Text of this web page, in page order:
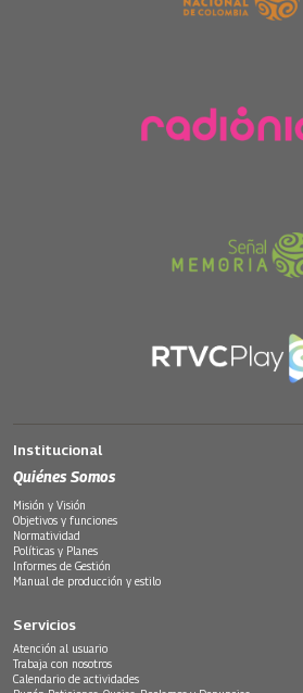
Institucional
Quiénes Somos
Misión y Visión
Objetivos y funciones
Normatividad
Políticas y Planes
Informes de Gestión
Manual de producción y estilo
Servicios
Atención al usuario
Trabaja con nosotros
Calendario de actividades